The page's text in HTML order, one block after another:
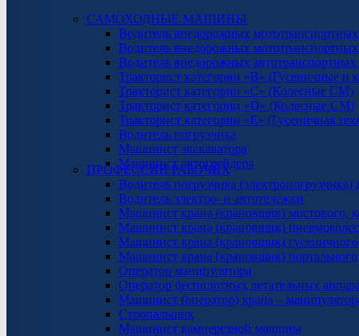
САМОХОДНЫЕ МАШИНЫ
Водитель внедорожных мототранспортных
Водитель внедорожных
Водитель внедорожных автотранспортных
Тракторист категории «B» (Гусеничные
Тракторист категории «С» (Колесные СМ)
Тракторист категории «D» (Колесные СМ)
Тракторист категории «E» (Гусеничная
Водитель погрузчика
Машинист экскаватора
Машинист автогрейдера
ПРОФЕССИИ РАБОЧИХ
Водитель погрузчика (электропогрузчика)
Водитель электро- и автотележки
Машинист крана (крановщик) мостового,
Машинист крана (крановщик)
Машинист крана (крановщик) гусеничного
Машинист крана (крановщик) портального
Оператор манипулятора
Оператор беспилотных летательных
Машинист (оператор) крана –
Стропальщик
Машинист камнерезной машины